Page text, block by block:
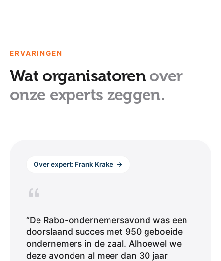
ERVARINGEN
Wat organisatoren over
onze experts zeggen.
Over expert: Frank Krake →
“De Rabo-ondernemersavond was een
doorslaand succes met 950 geboeide
ondernemers in de zaal. Alhoewel we
deze avonden al meer dan 30 jaar